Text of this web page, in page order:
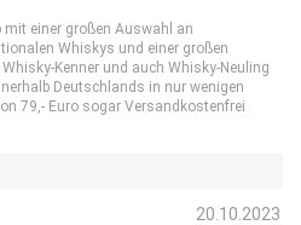
mit einer großen Auswahl an
Whiskys und einer großen
Kenner und auch Whisky-Neuling
Deutschlands in nur wenigen
79,- Euro sogar Versandkostenfrei
20.10.2023